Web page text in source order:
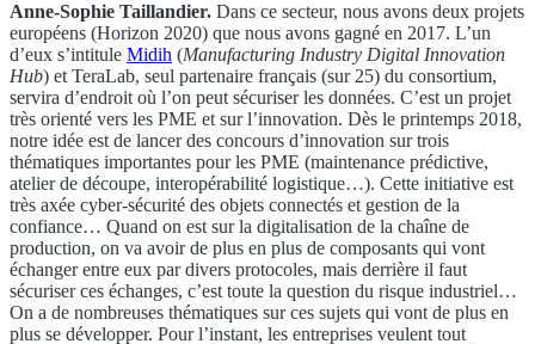
Anne-Sophie Taillandier. Dans ce secteur, nous avons deux projets
européens (Horizon 2020) que nous avons gagné en 2017. L’un
d’eux s’intitule Midih (Manufacturing Industry Digital Innovation
Hub) et TeraLab, seul partenaire français (sur 25) du consortium,
servira d’endroit où l’on peut sécuriser les données. C’est un projet
très orienté vers les PME et sur l’innovation. Dès le printemps 2018,
notre idée est de lancer des concours d’innovation sur trois
thématiques importantes pour les PME (maintenance prédictive,
atelier de découpe, interopérabilité logistique…). Cette initiative est
très axée cyber-sécurité des objets connectés et gestion de la
confiance… Quand on est sur la digitalisation de la chaîne de
production, on va avoir de plus en plus de composants qui vont
échanger entre eux par divers protocoles, mais derrière il faut
sécuriser ces échanges, c’est toute la question du risque industriel…
On a de nombreuses thématiques sur ces sujets qui vont de plus en
plus se développer. Pour l’instant, les entreprises veulent tout